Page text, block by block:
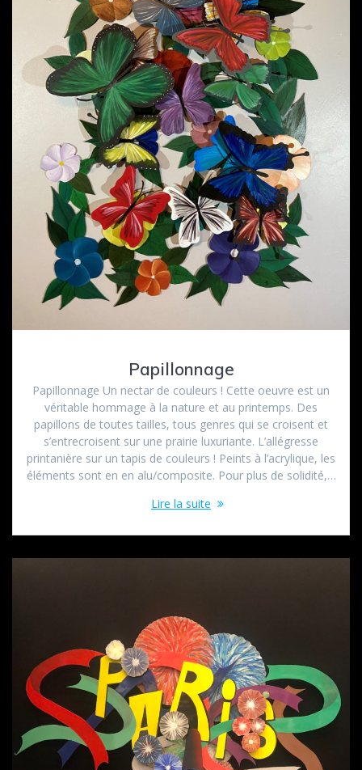
Papillonnage
Papillonnage Un nectar de couleurs ! Cette oeuvre est un
véritable hommage à la nature et au printemps. Des
papillons de toutes tailles, tous genres qui se croisent et
s’entrecroisent sur une prairie luxuriante. L’allégresse
printanière sur un tapis de couleurs ! Peints à l’acrylique, les
éléments sont en en alu/composite. Pour plus de solidité,…
Lire la suite